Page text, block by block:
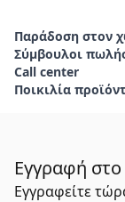
Παράδοση στον
Σύμβουλοι
Call center
Ποικιλία
Εγγραφή
Εγγραφείτε